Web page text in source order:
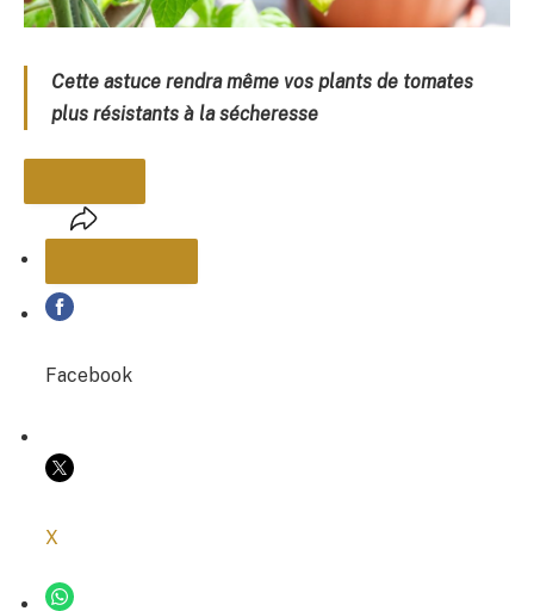
Cette astuce rendra même vos plants de tomates
plus résistants à la sécheresse
PARTAGER
COPIER LE LIEN
Facebook
X